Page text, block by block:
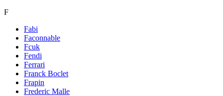
F
Fabi
Faconnable
Fcuk
Fendi
Ferrari
Franck Boclet
Frapin
Frederic Malle